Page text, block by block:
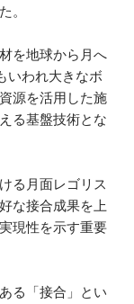
。
を地球から月へ
いわれ大きなボ
源を活用した施
る基盤技術とな
る月面レゴリス
な接合成果を上
現性を示す重要
る「接合」とい